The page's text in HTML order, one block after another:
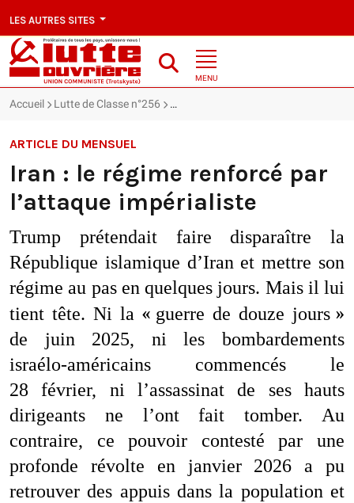
LES AUTRES SITES
MENU
Accueil Lutte de Classe n°256 Iran : le régime renforcé par l’attaque
ARTICLE DU MENSUEL
Iran : le régime renforcé par
l’attaque impérialiste
Trump prétendait faire disparaître la
République islamique d’Iran et mettre son
régime au pas en quelques jours. Mais il lui
tient tête. Ni la « guerre de douze jours »
de juin 2025, ni les bombardements
israélo-américains commencés le
28 février, ni l’assassinat de ses hauts
dirigeants ne l’ont fait tomber. Au
contraire, ce pouvoir contesté par une
profonde révolte en janvier 2026 a pu
retrouver des appuis dans la population et